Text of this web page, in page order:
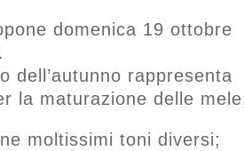
domenica 19 ottobre
.
dell’autunno rappresenta
la maturazione delle
moltissimi toni diversi;